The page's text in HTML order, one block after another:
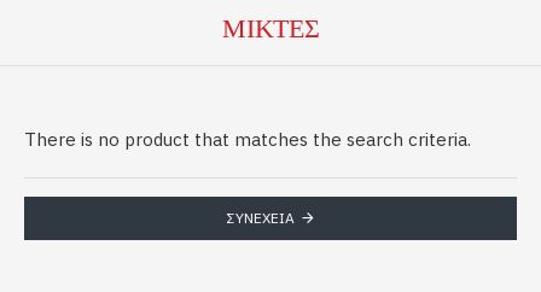
ΜΙΚΤΕΣ
There is no product that matches the search criteria.
ΣΥΝΈΧΕΙΑ